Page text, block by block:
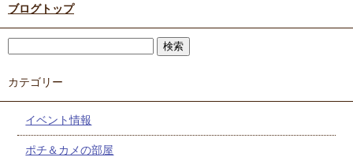
ブログトップ
カテゴリー
イベント情報
ポチ＆カメの部屋